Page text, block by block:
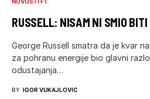
RUSSELL: NISAM NI SMIO
George Russell smatra da je kvar
za pohranu energije bio glavni
odustajanja…
BY IGOR VUKAJLOVIC